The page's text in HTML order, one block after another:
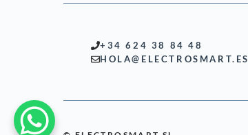
+34 624 38 84 48
HOLA@ELECTROSMART.ES